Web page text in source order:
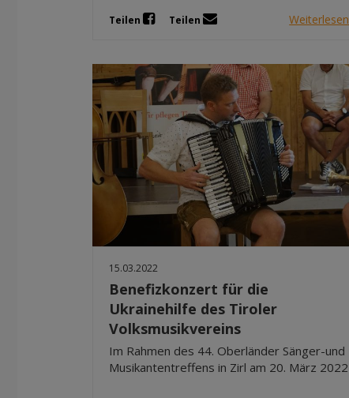
Teilen Teilen Weiterlesen
15.03.2022
Benefizkonzert für die
Ukrainehilfe des Tiroler
Volksmusikvereins
Im Rahmen des 44. Oberländer Sänger-und
Musikantentreffens in Zirl am 20. März 2022